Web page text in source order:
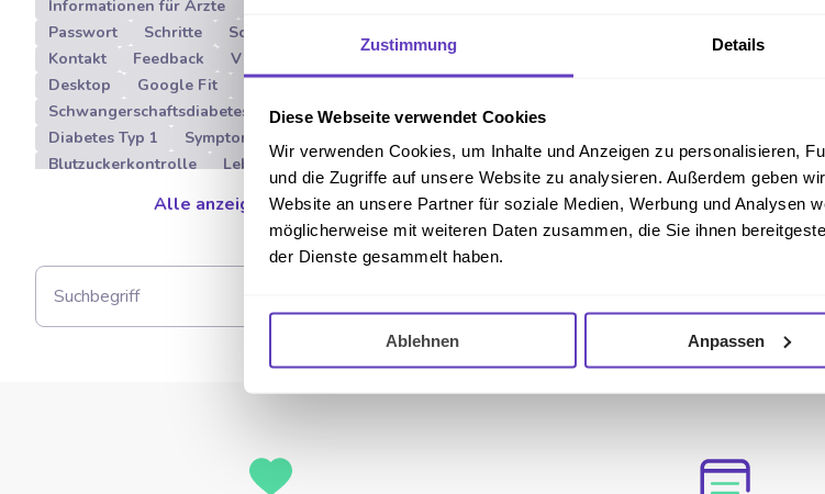
Zustimmung Details
Diese Webseite verwendet Cookies
Wir verwenden Cookies, um Inhalte und Anzeigen zu personalisieren,
und die Zugriffe auf unsere Website zu analysieren. Außerdem geben
Website an unsere Partner für soziale Medien, Werbung und Analysen
möglicherweise mit weiteren Daten zusammen, die Sie ihnen
der Dienste gesammelt haben.
Ablehnen Anpassen
Informationen für Ärzte
Passwort
Schritte
Schrittzähler
Kontakt
Feedback
Vitadio App
Desktop
Google Fit
Schwangerschaftsdiabetes
Diabetes Typ 3
Diabetes Typ 1
Symptome
Blutzuckerkontrolle
Lebensmittel
Pathophysiologie
Digitale Therapie
Nephropathie
DiGA
App auf Rezept
Weihnachtszeit und Diabetes
Anmeldung
Registrierung
Ernährung
Diabetischer Fuß
Nieren
Alle anzeigen